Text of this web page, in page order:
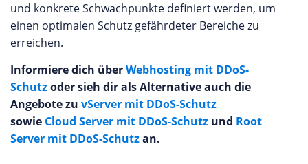
und konkrete Schwachpunkte definiert werden, um
einen optimalen Schutz gefährdeter Bereiche zu
erreichen.
Informiere dich überWebhosting mit DDoS-
Schutzoder sieh dir als Alternative auch die
Angebote zu vServer mit DDoS-Schutz
sowie Cloud Server mit DDoS-Schutz und Root
Server mit DDoS-Schutzan.